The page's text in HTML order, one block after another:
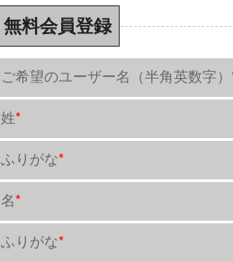
無料会員登録
ご希望のユーザー名（半角英数字）
姓*
ふりがな*
名*
ふりがな*